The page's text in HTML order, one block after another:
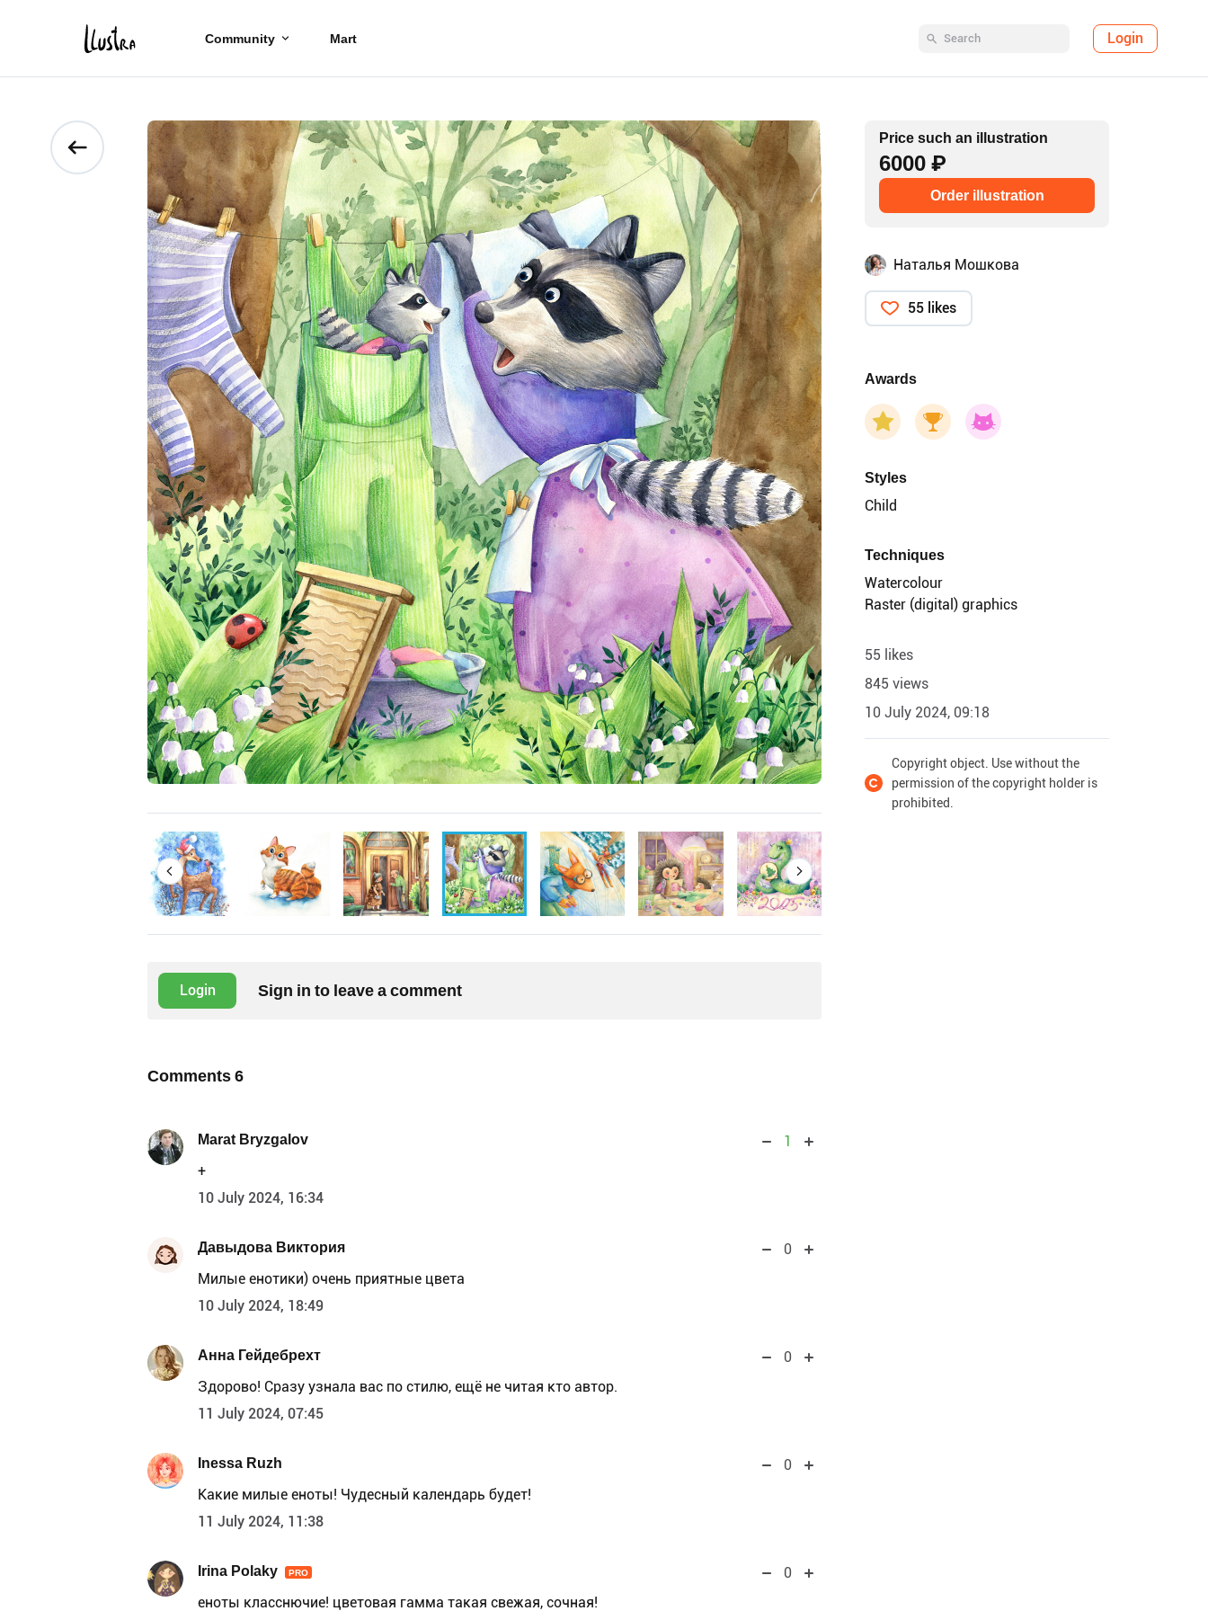
Community Mart Login
Login Sign in to leave a comment
Comments6
Marat Bryzgalov
1
+
10 July 2024, 16:34
Давыдова Виктория
0
Милые енотики) очень приятные цвета
10 July 2024, 18:49
Анна Гейдебрехт
0
Здорово! Сразу узнала вас по стилю, ещё не читая кто автор.
11 July 2024, 07:45
Inessa Ruzh
0
Какие милые еноты! Чудесный календарь будет!
11 July 2024, 11:38
Irina Polaky PRO
0
еноты класснючие! цветовая гамма такая свежая, сочная!
Price such an illustration
6000 ₽
Order illustration
Наталья Мошкова
55 likes
Awards
Styles
Child
Techniques
Watercolour
Raster (digital) graphics
55 likes
845 views
10 July 2024, 09:18
Copyright object. Use without the
permission of the copyright holder is
prohibited.